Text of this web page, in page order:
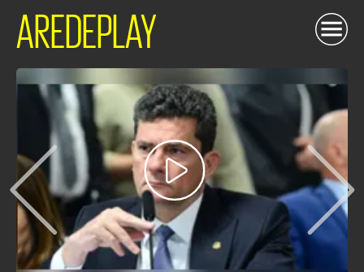
AREDEPLAY